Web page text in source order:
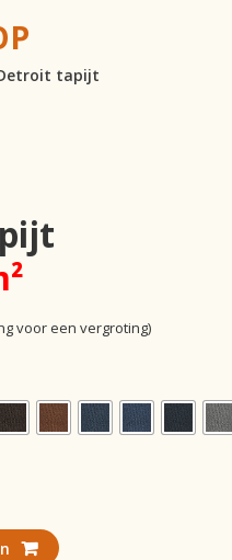
tapijt
voor een vergroting)